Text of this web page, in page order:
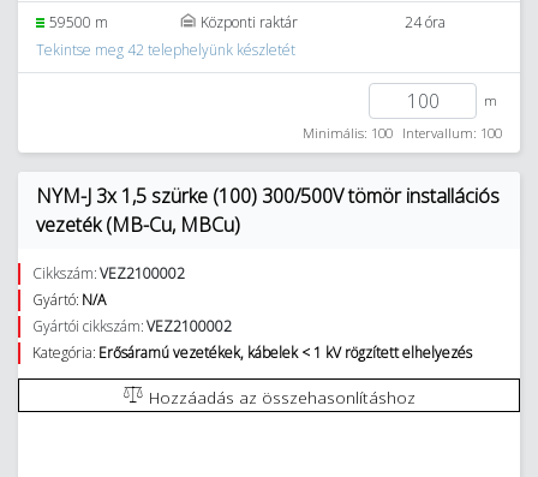
59500 m Központi raktár
24 óra
Tekintse meg 42 telephelyünk készletét
m
Minimális: 100 Intervallum: 100
NYM-J 3x 1,5 szürke (100) 300/500V tömör installációs
vezeték (MB-Cu, MBCu)
Cikkszám:VEZ2100002
Gyártó: N/A
Gyártói cikkszám:VEZ2100002
Kategória: Erősáramú vezetékek, kábelek < 1 kV rögzített elhelyezés
Hozzáadás az összehasonlításhoz